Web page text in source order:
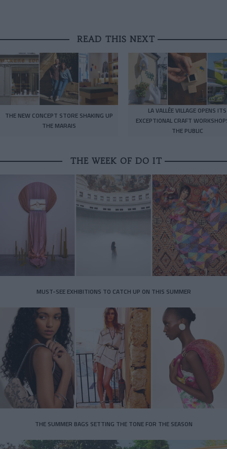
READ THIS NEXT
THE NEW CONCEPT STORE SHAKING UP
THE MARAIS
LA VALLÉE VILLAGE OPENS ITS
EXCEPTIONAL CRAFT
THE PUBLIC
THE WEEK OF DO IT
MUST-SEE EXHIBITIONS TO CATCH UP ON THIS SUMMER
THE SUMMER BAGS SETTING THE TONE FOR THE SEASON